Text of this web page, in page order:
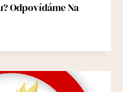
Odpovídáme Na